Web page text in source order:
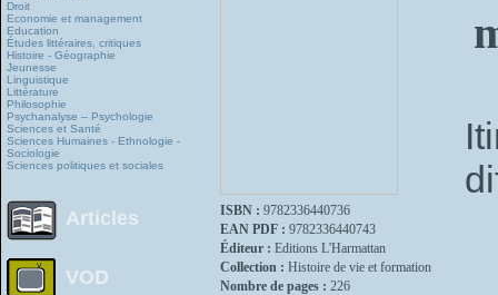
Droit
Economie et management
Education
Études littéraires, critiques
Histoire - Géographie
Jeunesse
Linguistique
Littérature
Philosophie
Psychanalyse – Psychologie
Sciences et Santé
Sciences Humaines - Ethnologie -
Sociologie
Sciences politiques et sociales
Articles
VOD
ISBN : 9782336440736
EAN PDF : 9782336440743
Éditeur : Editions L'Harmattan
Collection : Histoire de vie et formation
Nombre de pages : 226